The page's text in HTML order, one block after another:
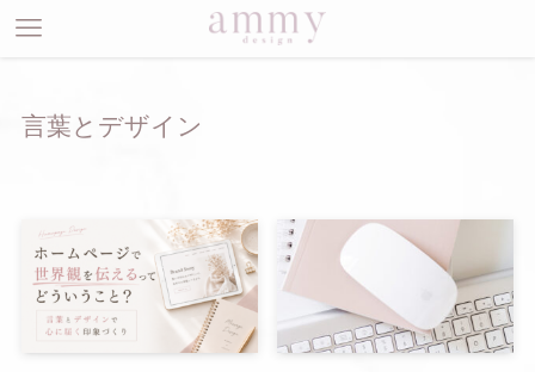
言葉とデザイン